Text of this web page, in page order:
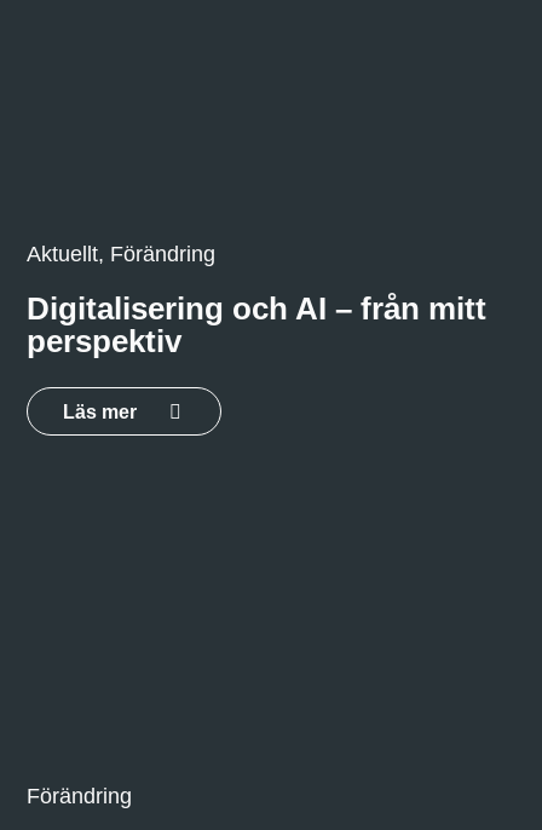
Aktuellt, Förändring
Digitalisering och AI – från mitt
perspektiv
Läs mer
Förändring